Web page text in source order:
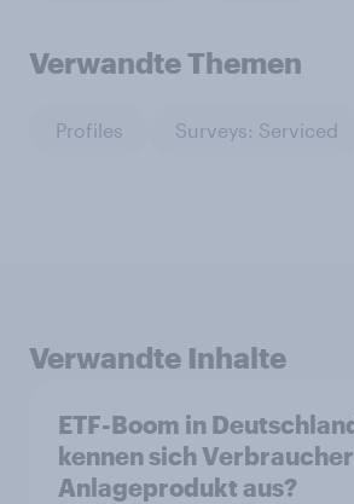
Verwandte Themen
Profiles Surveys: Serviced
Verwandte Inhalte
ETF-Boom in
kennen sich
Anlageprodukt aus?